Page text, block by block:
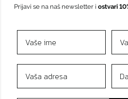
Prijavi se na naš newsletter i ostvari